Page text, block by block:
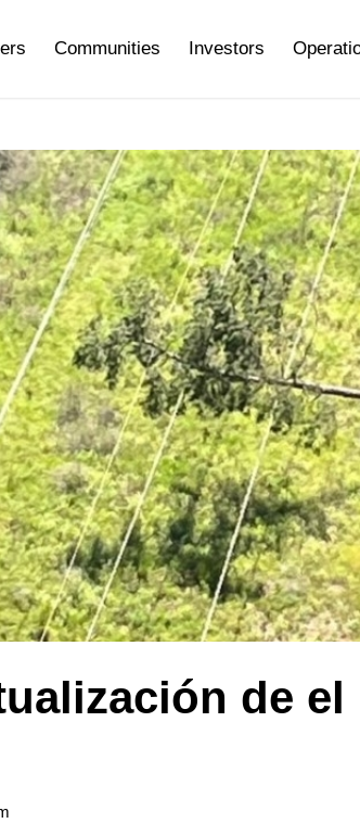
Communities Investors
de